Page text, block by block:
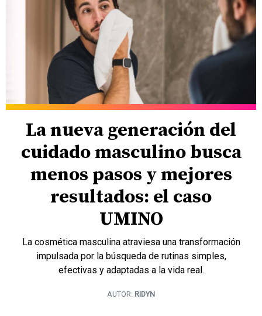
La nueva generación del
cuidado masculino busca
menos pasos y mejores
resultados: el caso
UMINO
La cosmética masculina atraviesa una transformación
impulsada por la búsqueda de rutinas simples,
efectivas y adaptadas a la vida real.
AUTOR: RIDYN